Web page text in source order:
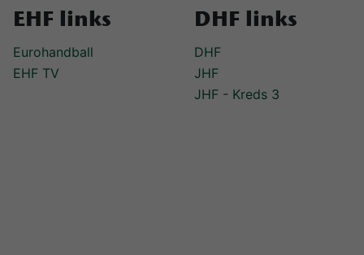
EHF links DHF links
Eurohandball
DHF
EHF TV
JHF
JHF - Kreds 3